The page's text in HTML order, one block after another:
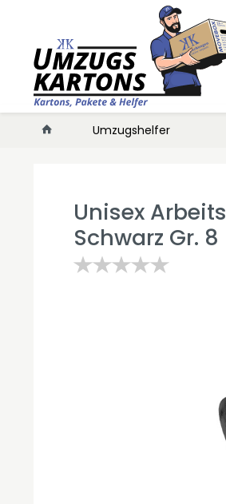
Umzugshelfer
Unisex
Schwarz Gr. 8